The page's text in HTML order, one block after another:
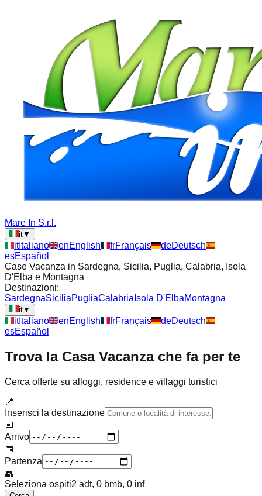
Mare In S.r.l.
it▼
itItaliano enEnglish frFrançais deDeutsch
esEspañol
Case Vacanza in Sardegna, Sicilia, Puglia, Calabria, Isola
D'Elba e Montagna
Destinazioni:
SardegnaSiciliaPugliaCalabria Isola D'ElbaMontagna
it▼
itItaliano enEnglish frFrançais deDeutsch
esEspañol
Trova la Casa Vacanza che fa per te
Cerca offerte su alloggi, residence e villaggi turistici
📍
Inserisci la destinazione
📅
Arrivo
📅
Partenza
👥
Seleziona ospiti2 adt, 0 bmb, 0 inf